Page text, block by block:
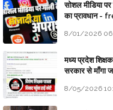
सोशल मीडिया
का प्रावधान
8/01/2026
मध्य प्रदेश शिक्षक
सरकार से माँगा
8/05/2026